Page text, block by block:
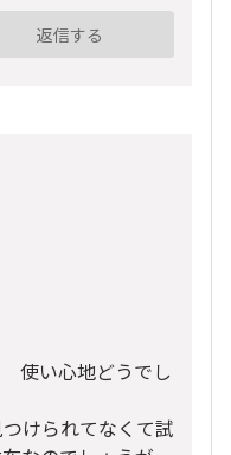
返信する
使い心地どうでし
けられてなくて試